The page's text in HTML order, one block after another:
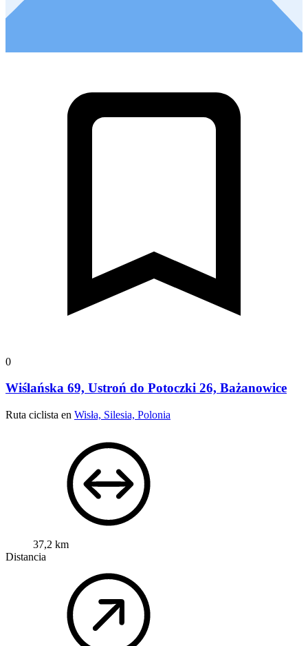
0
Wiślańska 69, Ustroń do Potoczki 26, Bażanowice
Ruta ciclista en Wisła, Silesia, Polonia
37,2 km
Distancia